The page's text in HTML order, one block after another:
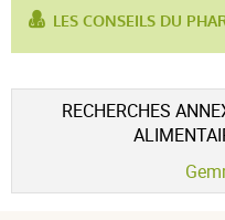
Voir l'attestation de
Avis soumis à un contrôle
LES CONSEILS DU
pour :
équilibre
RECHERCHES